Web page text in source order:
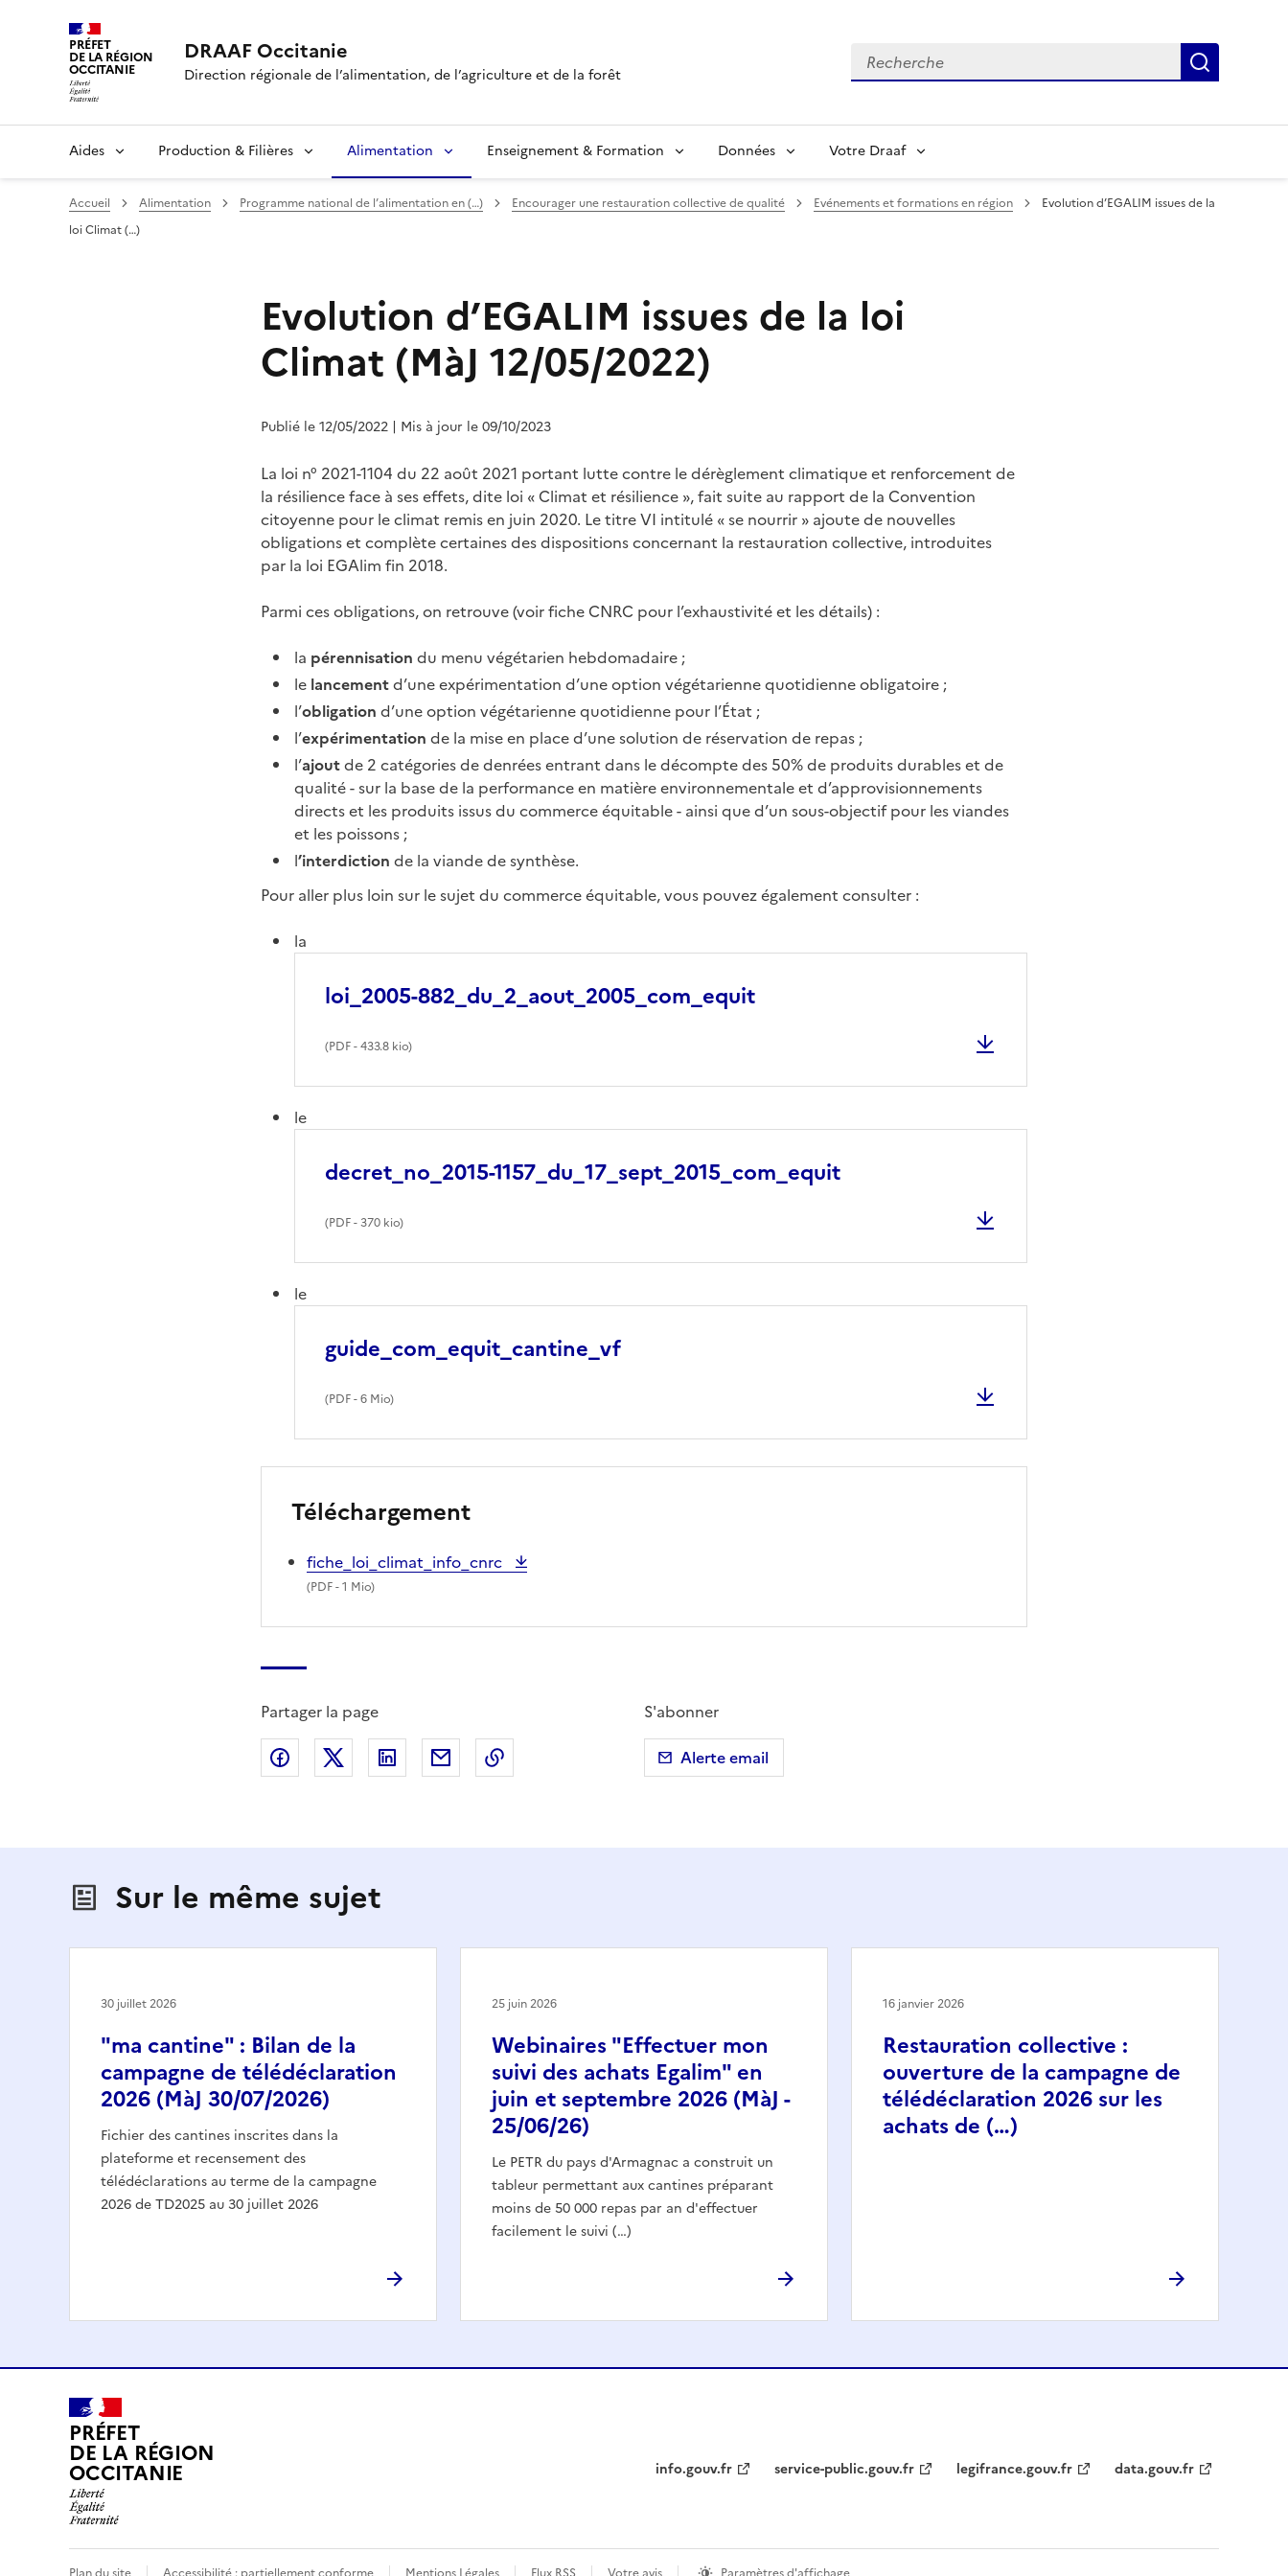
PRÉFET
DE LA RÉGION
OCCITANIE
DRAAF Occitanie
Direction régionale de l’alimentation, de l’agriculture et de la forêt
Recherche
Aides Production & Filières Alimentation Enseignement & Formation Données Votre Draaf
Accueil Alimentation Programme national de l’alimentation en (…) Encourager une restauration collective de qualité Evénements et formations en région
Evolution d’EGALIM issues de la
loi Climat (…)
Evolution d’EGALIM issues de la loi
Climat (MàJ 12/05/2022)
Publié le 12/05/2022 | Mis à jour le 09/10/2023
La loi n° 2021-1104 du 22 août 2021 portant lutte contre le dérèglement climatique et renforcement de
la résilience face à ses effets, dite loi « Climat et résilience », fait suite au rapport de la Convention
citoyenne pour le climat remis en juin 2020. Le titre VI intitulé « se nourrir » ajoute de nouvelles
obligations et complète certaines des dispositions concernant la restauration collective, introduites
par la loi EGAlim fin 2018.
Parmi ces obligations, on retrouve (voir fiche CNRC pour l’exhaustivité et les détails) :
la pérennisation du menu végétarien hebdomadaire ;
le lancementd’une expérimentation d’une option végétarienne quotidienne obligatoire ;
l’obligation d’une option végétarienne quotidienne pour l’État ;
l’expérimentation de la mise en place d’une solution de réservation de repas ;
l’ajoutde 2 catégories de denrées entrant dans le décompte des 50% de produits durables et de
qualité - sur la base de la performance en matière environnementale et d’approvisionnements
directs et les produits issus du commerce équitable - ainsi que d’un sous-objectif pour les viandes
et les poissons ;
l’interdiction de la viande de synthèse.
Pour aller plus loin sur le sujet du commerce équitable, vous pouvez également consulter :
la
loi_2005-882_du_2_aout_2005_com_equit
(PDF- 433.8 kio)
le
decret_no_2015-1157_du_17_sept_2015_com_equit
(PDF- 370 kio)
le
guide_com_equit_cantine_vf
(PDF- 6 Mio)
Téléchargement
fiche_loi_climat_info_cnrc
(PDF- 1 Mio)
Partager la page
Partager sur Facebook
Partager sur X (anciennement Twitter)
Partager sur LinkedIn
Partager par emailCopier dans le presse-papier
S'abonner
Alerte email
Sur le même sujet
"ma cantine" : Bilan de la
campagne de télédéclaration
2026 (MàJ 30/07/2026)
Fichier des cantines inscrites dans la
plateforme et recensement des
télédéclarations au terme de la campagne
2026 de TD2025 au 30 juillet 2026
30 juillet 2026
Webinaires "Effectuer mon
suivi des achats Egalim" en
juin et septembre 2026 (MàJ -
25/06/26)
Le PETR du pays d'Armagnac a construit un
tableur permettant aux cantines préparant
moins de 50 000 repas par an d'effectuer
facilement le suivi (…)
25 juin 2026
Restauration collective :
ouverture de la campagne de
télédéclaration 2026 sur les
achats de (…)
16 janvier 2026
PRÉFET
DE LA RÉGION
OCCITANIE info.gouv.fr service-public.gouv.fr legifrance.gouv.fr data.gouv.fr